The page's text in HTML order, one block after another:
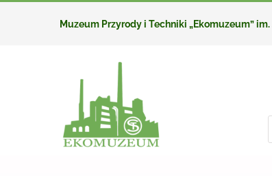
Muzeum Przyrody i Techniki „Ekomuzeum”